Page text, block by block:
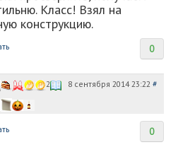
Класс! Взял на
конструкцию.
0
8 сентября 2014 23:22 #
2
0